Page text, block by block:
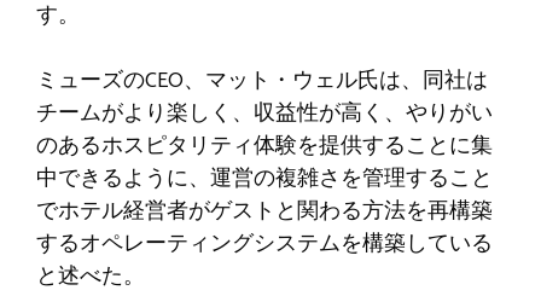
す。
ミューズのCEO、マット・ウェル氏は、同社は
チームがより楽しく、収益性が高く、やりがい
のあるホスピタリティ体験を提供することに集
中できるように、運営の複雑さを管理すること
でホテル経営者がゲストと関わる方法を再構築
するオペレーティングシステムを構築している
と述べた。